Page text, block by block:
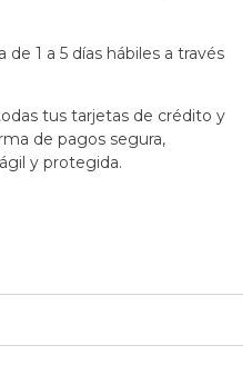
1 a 5 días hábiles a través
tus tarjetas de crédito y
de pagos segura,
y protegida.